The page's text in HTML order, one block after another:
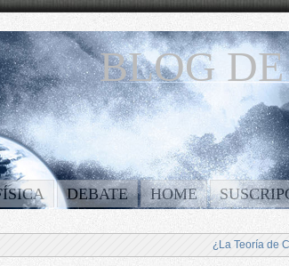
BLOG
DEBATE HOME
¿La Teoría de